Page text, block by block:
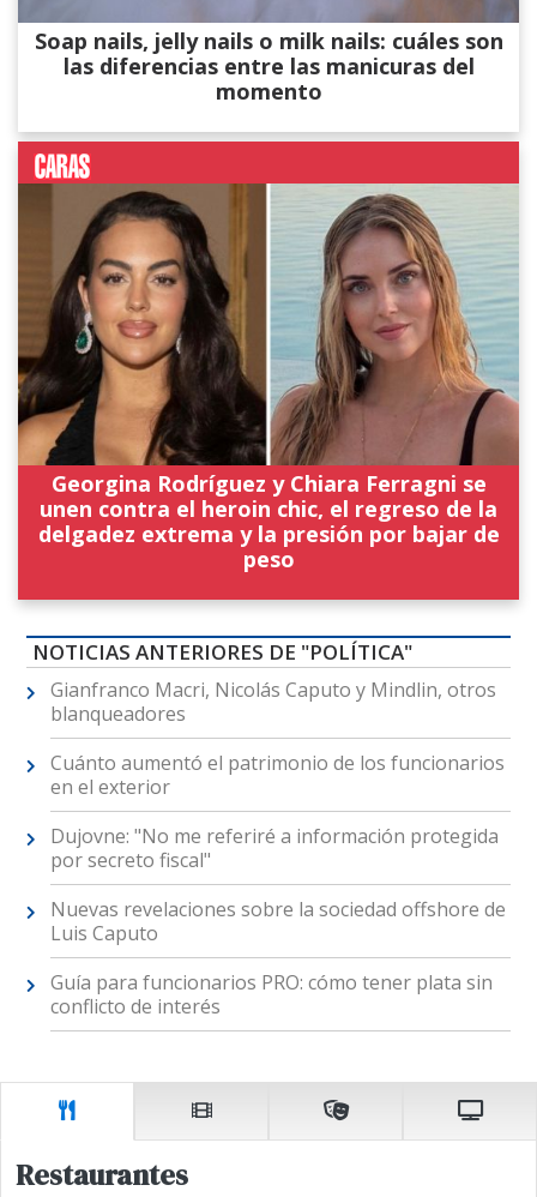
Soap nails, jelly nails o milk nails: cuáles son
las diferencias entre las manicuras del
momento
Georgina Rodríguez y Chiara Ferragni se
unen contra el heroin chic, el regreso de la
delgadez extrema y la presión por bajar de
peso
NOTICIAS ANTERIORES DE "POLÍTICA"
Gianfranco Macri, Nicolás Caputo y Mindlin, otros
blanqueadores
Cuánto aumentó el patrimonio de los funcionarios
en el exterior
Dujovne: "No me referiré a información protegida
por secreto fiscal"
Nuevas revelaciones sobre la sociedad offshore de
Luis Caputo
Guía para funcionarios PRO: cómo tener plata sin
conflicto de interés
Restaurantes